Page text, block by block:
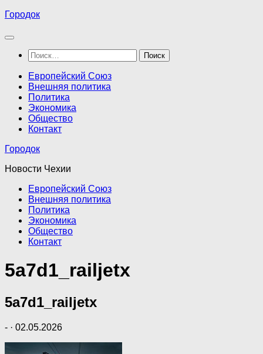
Перейти
содержимому
Городок
Найти:
Европейский Союз
Внешняя политика
Политика
Экономика
Общество
Контакт
Городок
Новости Чехии
Европейский Союз
Внешняя политика
Политика
Экономика
Общество
Контакт
5a7d1_railjetx
5a7d1_railjetx
- · 02.05.2026